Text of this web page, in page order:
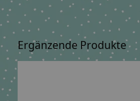
Ergänzende Produkte